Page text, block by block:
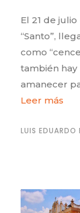
El 21 de
“Santo”,
como
también hay
amanecer
Leer más
LUIS EDUARDO